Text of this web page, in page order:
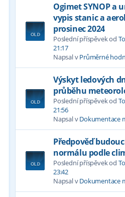
Ogimet SYNOP a
vypis stanic a
prosinec 2024
Poslední příspěvek od
21:17
Napsal vPrůměrné
Výskyt ledových
průběhu
Poslední příspěvek od
21:56
Napsal vDokumentace
Předpověď
normálu podle
Poslední příspěvek od
23:42
Napsal vDokumentace